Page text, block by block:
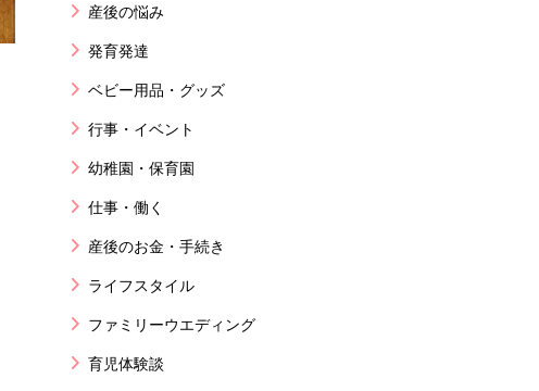
産後の悩み
発育発達
ベビー用品・グッズ
行事・イベント
幼稚園・保育園
仕事・働く
産後のお金・手続き
ライフスタイル
ファミリーウエディング
育児体験談